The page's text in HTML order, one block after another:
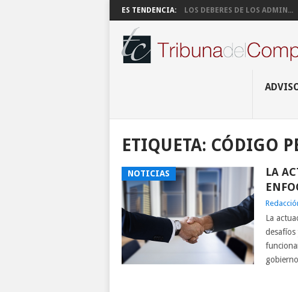
ES TENDENCIA: LOS DEBERES DE LOS ADMIN...
ETIQUETA: CÓDIGO
NOTICIAS
LA
La